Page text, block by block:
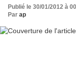
Publié le 30/01/2012 à
Par ap